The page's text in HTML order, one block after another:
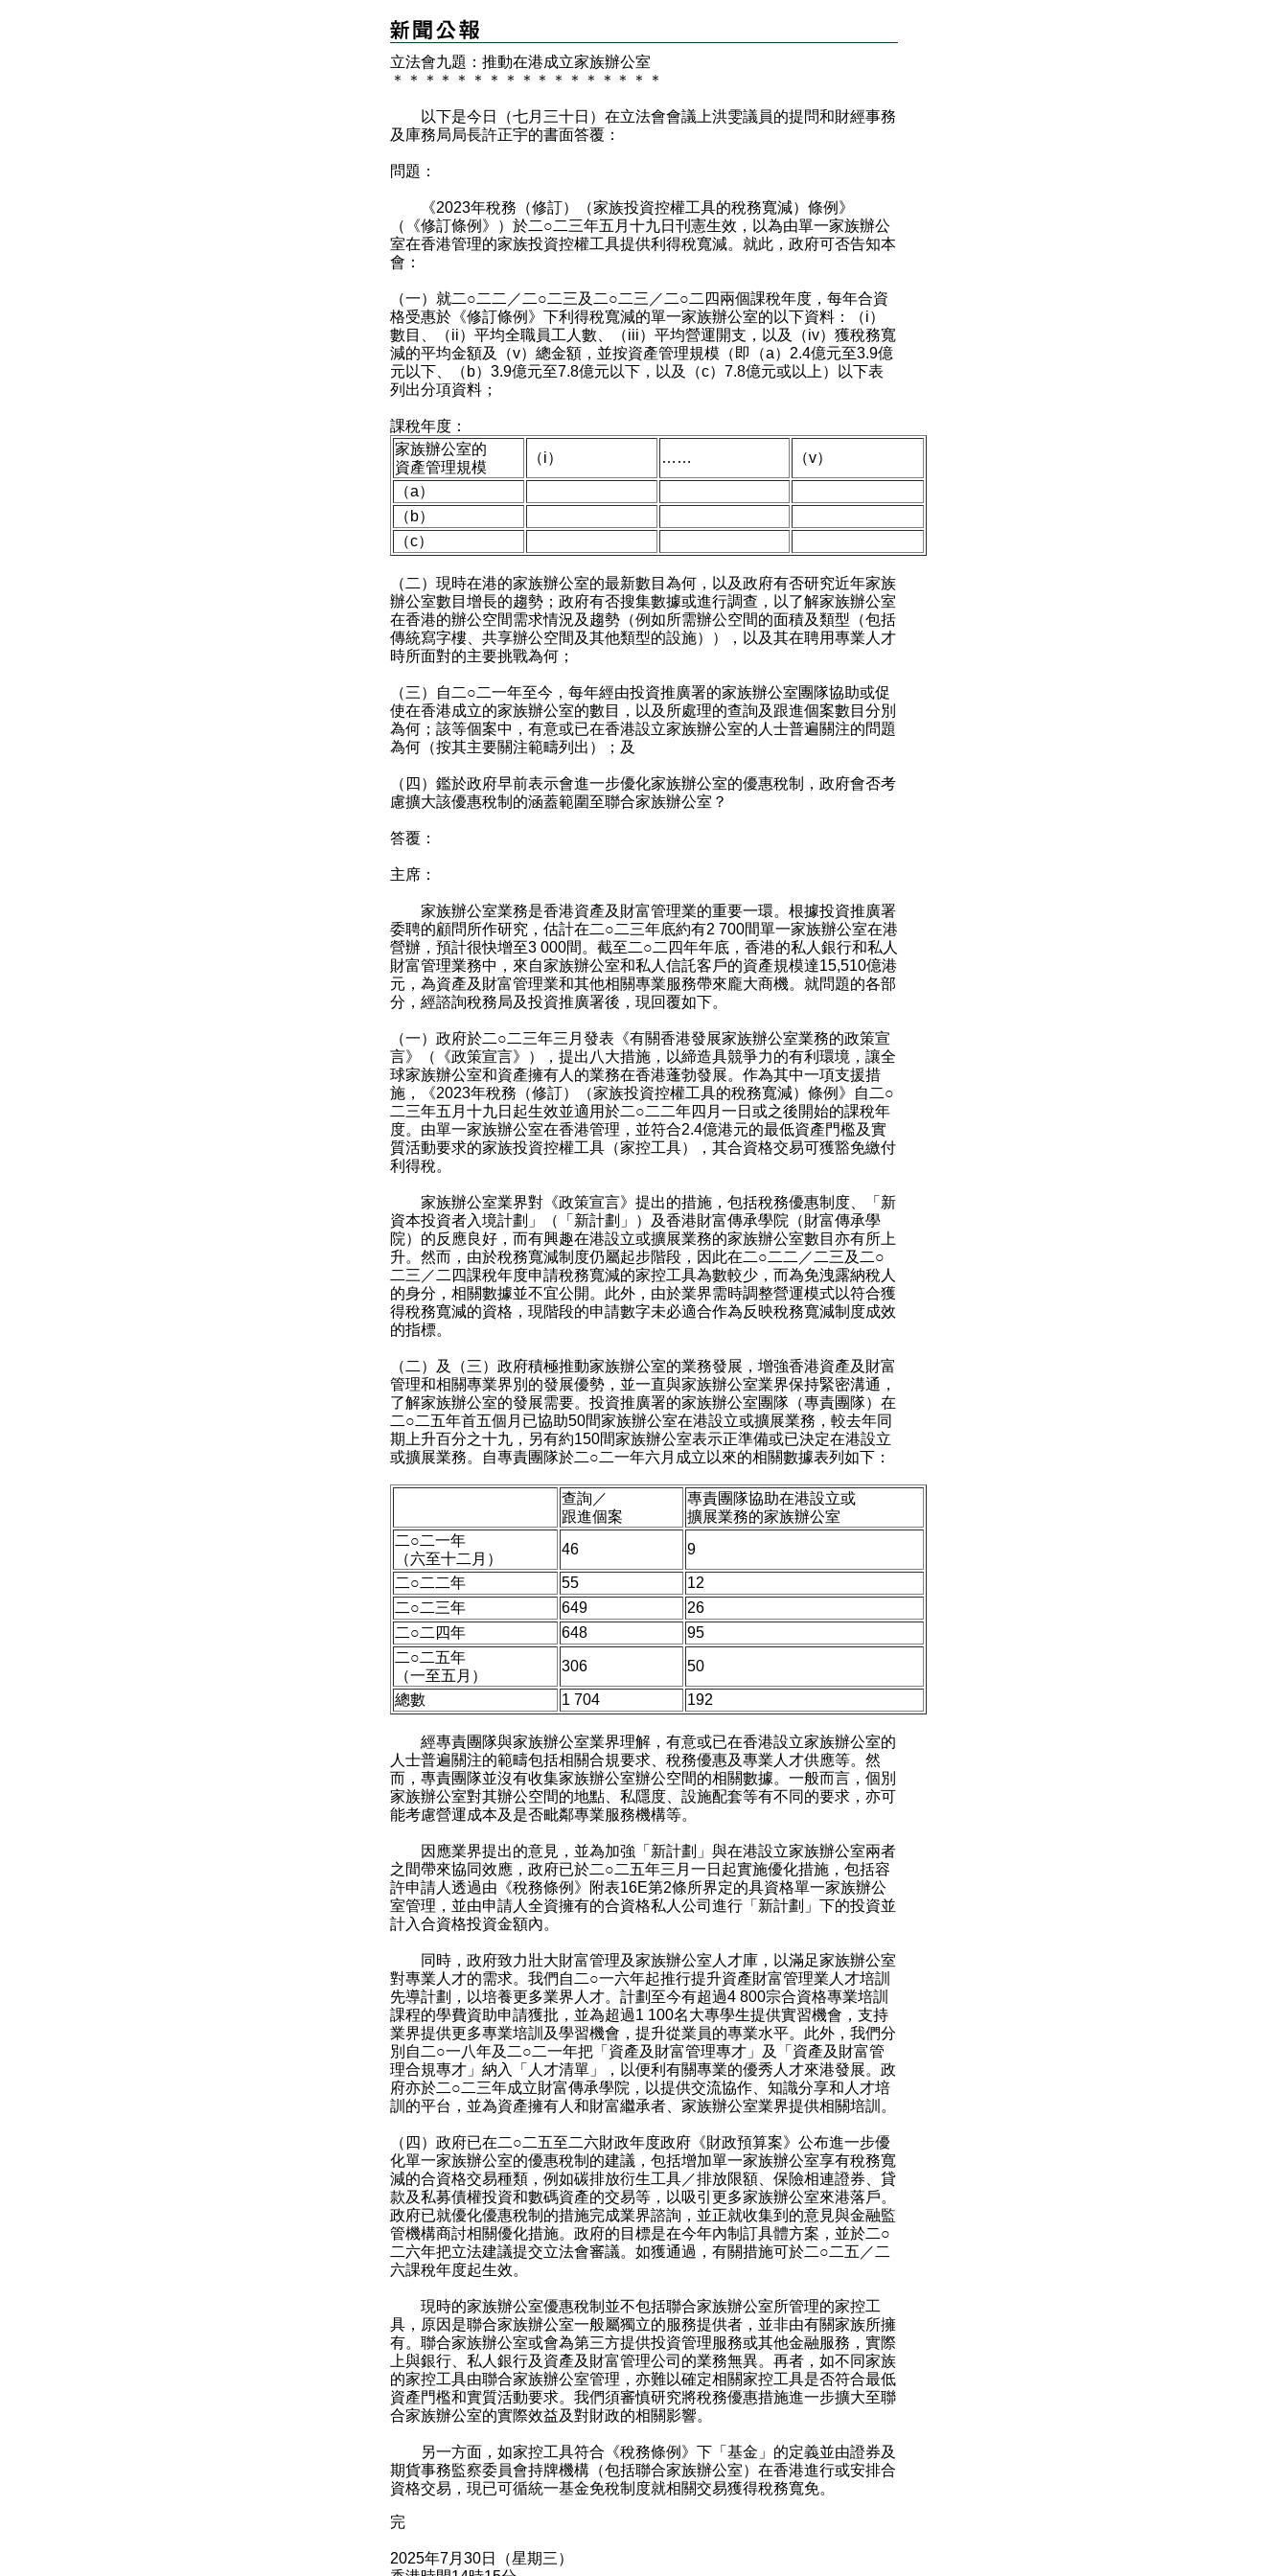
立法會九題：推動在港成立家族辦公室
＊
＊ ＊ ＊ ＊ ＊ ＊ ＊ ＊ ＊ ＊ ＊ ＊ ＊ ＊ ＊ ＊
以下是今日（七月三十日）在立法會會議上洪雯議員的提問和財經事務
及庫務局局長許正宇的書面答覆：
問題：
《2023年稅務（修訂）（家族投資控權工具的稅務寬減）條例》
（《修訂條例》）於二○二三年五月十九日刊憲生效，以為由單一家族辦公
室在香港管理的家族投資控權工具提供利得稅寬減。就此，政府可否告知本
會：
（一）就二○二二／二○二三及二○二三／二○二四兩個課稅年度，每年合資
格受惠於《修訂條例》下利得稅寬減的單一家族辦公室的以下資料：（i）
數目、（ii）平均全職員工人數、（iii）平均營運開支，以及（iv）獲稅務寬
減的平均金額及（v）總金額，並按資產管理規模（即（a）2.4億元至3.9億
元以下、（b）3.9億元至7.8億元以下，以及（c）7.8億元或以上）以下表
列出分項資料；
課稅年度：
家族辦公室的
資產管理規模
（i） …… （v）
（a）
（b）
（c）
（二）現時在港的家族辦公室的最新數目為何，以及政府有否研究近年家族
辦公室數目增長的趨勢；政府有否搜集數據或進行調查，以了解家族辦公室
在香港的辦公空間需求情況及趨勢（例如所需辦公空間的面積及類型（包括
傳統寫字樓、共享辦公空間及其他類型的設施）），以及其在聘用專業人才
時所面對的主要挑戰為何；
（三）自二○二一年至今，每年經由投資推廣署的家族辦公室團隊協助或促
使在香港成立的家族辦公室的數目，以及所處理的查詢及跟進個案數目分別
為何；該等個案中，有意或已在香港設立家族辦公室的人士普遍關注的問題
為何（按其主要關注範疇列出）；及
（四）鑑於政府早前表示會進一步優化家族辦公室的優惠稅制，政府會否考
慮擴大該優惠稅制的涵蓋範圍至聯合家族辦公室？
答覆：
主席：
家族辦公室業務是香港資產及財富管理業的重要一環。根據投資推廣署
委聘的顧問所作研究，估計在二○二三年底約有2 700間單一家族辦公室在港
營辦，預計很快增至3 000間。截至二○二四年年底，香港的私人銀行和私人
財富管理業務中，來自家族辦公室和私人信託客戶的資產規模達15,510億港
元，為資產及財富管理業和其他相關專業服務帶來龐大商機。就問題的各部
分，經諮詢稅務局及投資推廣署後，現回覆如下。
（一）政府於二○二三年三月發表《有關香港發展家族辦公室業務的政策宣
言》（《政策宣言》），提出八大措施，以締造具競爭力的有利環境，讓全
球家族辦公室和資產擁有人的業務在香港蓬勃發展。作為其中一項支援措
施，《2023年稅務（修訂）（家族投資控權工具的稅務寬減）條例》自二○
二三年五月十九日起生效並適用於二○二二年四月一日或之後開始的課稅年
度。由單一家族辦公室在香港管理，並符合2.4億港元的最低資產門檻及實
質活動要求的家族投資控權工具（家控工具），其合資格交易可獲豁免繳付
利得稅。
家族辦公室業界對《政策宣言》提出的措施，包括稅務優惠制度、「新
資本投資者入境計劃」（「新計劃」）及香港財富傳承學院（財富傳承學
院）的反應良好，而有興趣在港設立或擴展業務的家族辦公室數目亦有所上
升。然而，由於稅務寬減制度仍屬起步階段，因此在二○二二／二三及二○
二三／二四課稅年度申請稅務寬減的家控工具為數較少，而為免洩露納稅人
的身分，相關數據並不宜公開。此外，由於業界需時調整營運模式以符合獲
得稅務寬減的資格，現階段的申請數字未必適合作為反映稅務寬減制度成效
的指標。
（二）及（三）政府積極推動家族辦公室的業務發展，增強香港資產及財富
管理和相關專業界別的發展優勢，並一直與家族辦公室業界保持緊密溝通，
了解家族辦公室的發展需要。投資推廣署的家族辦公室團隊（專責團隊）在
二○二五年首五個月已協助50間家族辦公室在港設立或擴展業務，較去年同
期上升百分之十九，另有約150間家族辦公室表示正準備或已決定在港設立
或擴展業務。自專責團隊於二○二一年六月成立以來的相關數據表列如下：
查詢／
跟進個案
專責團隊協助在港設立或
擴展業務的家族辦公室
二○二一年
（六至十二月）
46 9
二○二二年 55
12
二○二三年
649
26
二○二四年
648
95
二○二五年
（一至五月）
306 50
總數 1 704 192
經專責團隊與家族辦公室業界理解，有意或已在香港設立家族辦公室的
人士普遍關注的範疇包括相關合規要求、稅務優惠及專業人才供應等。然
而，專責團隊並沒有收集家族辦公室辦公空間的相關數據。一般而言，個別
家族辦公室對其辦公空間的地點、私隱度、設施配套等有不同的要求，亦可
能考慮營運成本及是否毗鄰專業服務機構等。
因應業界提出的意見，並為加強「新計劃」與在港設立家族辦公室兩者
之間帶來協同效應，政府已於二○二五年三月一日起實施優化措施，包括容
許申請人透過由《稅務條例》附表16E第2條所界定的具資格單一家族辦公
室管理，並由申請人全資擁有的合資格私人公司進行「新計劃」下的投資並
計入合資格投資金額內。
同時，政府致力壯大財富管理及家族辦公室人才庫，以滿足家族辦公室
對專業人才的需求。我們自二○一六年起推行提升資產財富管理業人才培訓
先導計劃，以培養更多業界人才。計劃至今有超過4 800宗合資格專業培訓
課程的學費資助申請獲批，並為超過1 100名大專學生提供實習機會，支持
業界提供更多專業培訓及學習機會，提升從業員的專業水平。此外，我們分
別自二○一八年及二○二一年把「資產及財富管理專才」及「資產及財富管
理合規專才」納入「人才清單」，以便利有關專業的優秀人才來港發展。政
府亦於二○二三年成立財富傳承學院，以提供交流協作、知識分享和人才培
訓的平台，並為資產擁有人和財富繼承者、家族辦公室業界提供相關培訓。
（四）政府已在二○二五至二六財政年度政府《財政預算案》公布進一步優
化單一家族辦公室的優惠稅制的建議，包括增加單一家族辦公室享有稅務寬
減的合資格交易種類，例如碳排放衍生工具／排放限額、保險相連證券、貸
款及私募債權投資和數碼資產的交易等，以吸引更多家族辦公室來港落戶。
政府已就優化優惠稅制的措施完成業界諮詢，並正就收集到的意見與金融監
管機構商討相關優化措施。政府的目標是在今年內制訂具體方案，並於二○
二六年把立法建議提交立法會審議。如獲通過，有關措施可於二○二五／二
六課稅年度起生效。
現時的家族辦公室優惠稅制並不包括聯合家族辦公室所管理的家控工
具，原因是聯合家族辦公室一般屬獨立的服務提供者，並非由有關家族所擁
有。聯合家族辦公室或會為第三方提供投資管理服務或其他金融服務，實際
上與銀行、私人銀行及資產及財富管理公司的業務無異。再者，如不同家族
的家控工具由聯合家族辦公室管理，亦難以確定相關家控工具是否符合最低
資產門檻和實質活動要求。我們須審慎研究將稅務優惠措施進一步擴大至聯
合家族辦公室的實際效益及對財政的相關影響。
另一方面，如家控工具符合《稅務條例》下「基金」的定義並由證券及
期貨事務監察委員會持牌機構（包括聯合家族辦公室）在香港進行或安排合
資格交易，現已可循統一基金免稅制度就相關交易獲得稅務寬免。
完
2025年7月30日（星期三）